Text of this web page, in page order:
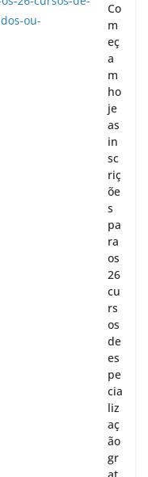
Co
m
eç
a
m
ho
je
as
in
sc
riç
õe
s
pa
ra
os
26
cu
rs
os
de
es
pe
cia
liz
aç
ão
gr